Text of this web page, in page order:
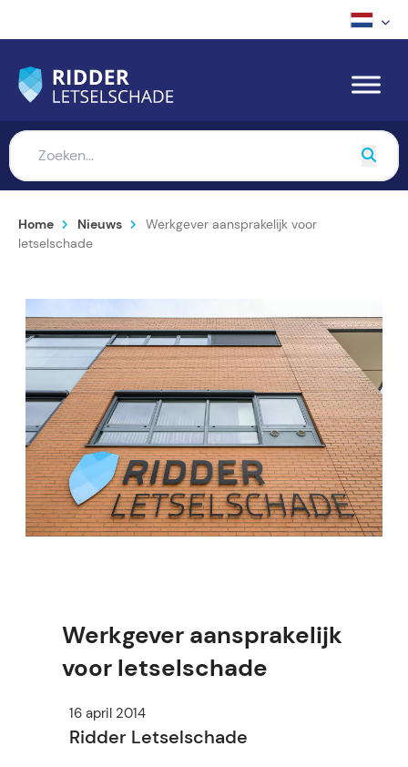
Home Nieuws
Werkgever aansprakelijk voor
letselschade
Werkgever aansprakelijk
voor letselschade
16 april 2014
Ridder Letselschade